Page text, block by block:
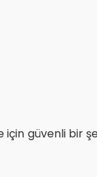
için güvenli bir